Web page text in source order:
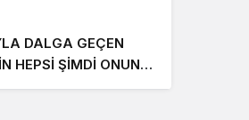
DALGA GEÇEN
HEPSİ ŞİMDİ ONUN
HALİ İNANILMAZ